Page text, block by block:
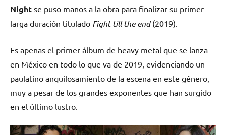
Night se puso manos a la obra para finalizar su primer
larga duración titulado Fight till the end(2019).
Es apenas el primer álbum de heavy metal que se lanza
en México en todo lo que va de 2019, evidenciando un
paulatino anquilosamiento de la escena en este género,
muy a pesar de los grandes exponentes que han surgido
en el último lustro.